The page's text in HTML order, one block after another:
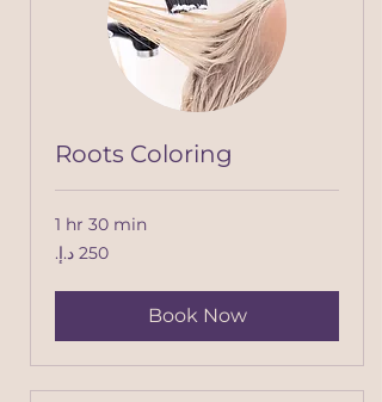
Roots Coloring
1 hr 30 min
250
درهم
Book Now